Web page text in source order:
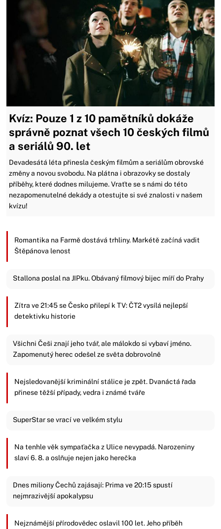
Kvíz: Pouze 1 z 10 pamětníků dokáže
správně poznat všech 10 českých filmů
a seriálů 90. let
Devadesátá léta přinesla českým filmům a seriálům obrovské
změny a novou svobodu. Na plátna i obrazovky se dostaly
příběhy, které dodnes milujeme. Vraťte se s námi do této
nezapomenutelné dekády a otestujte si své znalosti v našem
kvízu!
Romantika na Farmě dostává trhliny. Markétě začíná vadit
Štěpánova lenost
Stallona poslal na JIPku. Obávaný filmový bijec míří do Prahy
Zítra ve 21:45 se Česko přilepí k TV: ČT2 vysílá nejlepší
detektivku historie
Všichni Češi znají jeho tvář, ale málokdo si vybaví jméno.
Zapomenutý herec odešel ze světa dobrovolně
Nejsledovanější kriminální stálice je zpět. Dvanáctá řada
přinese těžší případy, vedra i známé tváře
SuperStar se vrací ve velkém stylu
Na tenhle věk sympaťačka z Ulice nevypadá. Narozeniny
slaví 6. 8. a oslňuje nejen jako herečka
Dnes miliony Čechů zajásají: Prima ve 20:15 spustí
nejmrazivější apokalypsu
Nejznámější přírodovědec oslavil 100 let. Jeho příběh